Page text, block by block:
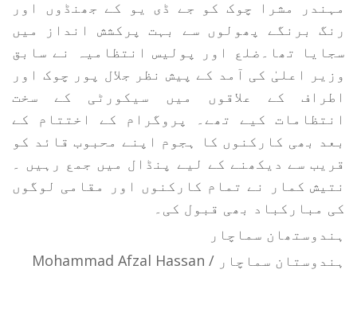
مہندر مشرا چوک کو جے ڈی یو کے جھنڈوں اور
رنگ برنگے پھولوں سے بہت پرکشش انداز میں
سجایا تھا۔ضلع اور پولیس انتظامیہ نے سابق
وزیر اعلیٰ کی آمد کے پیش نظر جلال پور چوک اور
اطراف کے علاقوں میں سیکورٹی کے سخت
انتظامات کیے تھے۔ پروگرام کے اختتام کے
بعد بھی کارکنوں کا ہجوم اپنے محبوب قائد کو
قریب سے دیکھنے کے لیے پنڈال میں جمع رہیں ۔
نتیش کمار نے تمام کارکنوں اور مقامی لوگوں
کی مبارکباد بھی قبول کی۔
ہندوستھان سماچار
ہندوستان سماچار / Mohammad Afzal Hassan